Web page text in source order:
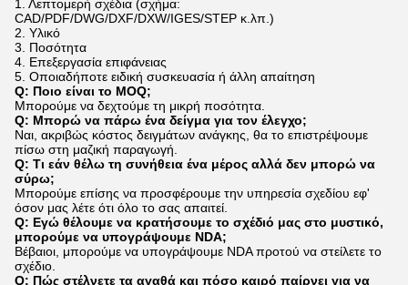
1. Λεπτομερή σχέδια (σχήμα:
CAD/PDF/DWG/DXF/DXW/IGES/STEP κ.λπ.)
2. Υλικό
3. Ποσότητα
4. Επεξεργασία επιφάνειας
5. Οποιαδήποτε ειδική συσκευασία ή άλλη απαίτηση
Q: Ποιο είναι το MOQ;
Μπορούμε να δεχτούμε τη μικρή ποσότητα.
Q: Μπορώ να πάρω ένα δείγμα για τον έλεγχο;
Ναι, ακριβώς κόστος δειγμάτων ανάγκης, θα το επιστρέψουμε
πίσω στη μαζική παραγωγή.
Q: Τι εάν θέλω τη συνήθεια ένα μέρος αλλά δεν μπορώ να
σύρω;
Μπορούμε επίσης να προσφέρουμε την υπηρεσία σχεδίου εφ'
όσον μας λέτε ότι όλο το σας απαιτεί.
Q: Εγώ θέλουμε να κρατήσουμε το σχέδιό μας στο μυστικό,
μπορούμε να υπογράψουμε NDA;
Βέβαιοι, μπορούμε να υπογράψουμε NDA προτού να στείλετε το
σχέδιο.
Q: Πώς στέλνετε τα αγαθά και πόσο καιρό παίρνει για να